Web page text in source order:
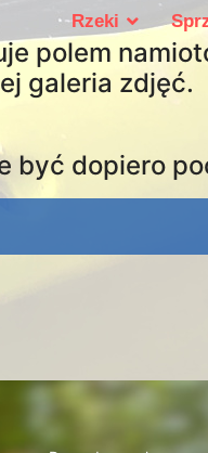
Rzeki
polem
galeria zdjęć.
być dopiero